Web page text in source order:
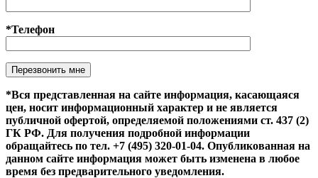
*Телефон
Оставьте это поле пустым.
*Вся представленная на сайте информация, касающаяся
цен, носит информационный характер и не является
публичной офертой, определяемой положениями ст. 437 (2)
ГК РФ. Для получения подробной информации
обращайтесь по тел. +7 (495) 320-01-04. Опубликованная на
данном сайте информация может быть изменена в любое
время без предварительного уведомления.